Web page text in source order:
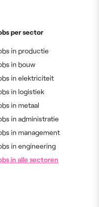
per sector
in productie
in bouw
in elektriciteit
in logistiek
in metaal
in administratie
in management
in engineering
in alle sectoren